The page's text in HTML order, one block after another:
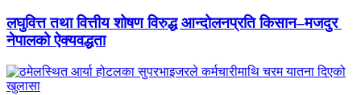
लघुवित्त तथा वित्तीय शोषण विरुद्ध आन्दोलनप्रति किसान–मजदुर
नेपालको ऐक्यवद्धता